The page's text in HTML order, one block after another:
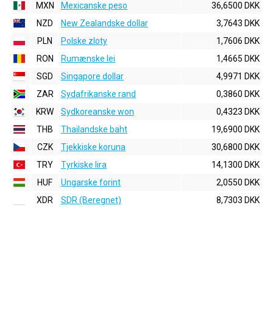
MXN
Mexicanske peso
36,6500 DKK
NZD
New Zealandske dollar
3,7643 DKK
PLN
Polske zloty
1,7606 DKK
RON
Rumænske lei
1,4665 DKK
SGD
Singapore dollar
4,9971 DKK
ZAR
Sydafrikanske rand
0,3860 DKK
KRW
Sydkoreanske won
0,4323 DKK
THB
Thailandske baht
19,6900 DKK
CZK
Tjekkiske koruna
30,6800 DKK
TRY
Tyrkiske lira
14,1300 DKK
HUF
Ungarske forint
2,0550 DKK
XDR
SDR (Beregnet) 8,7303 DKK